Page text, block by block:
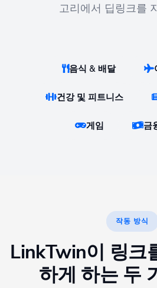
고리에서 딥링크를
음식 & 배달
건강 및 피트니스
게임 금
작동 방식
LinkTwin이 링크
하게 하는 두